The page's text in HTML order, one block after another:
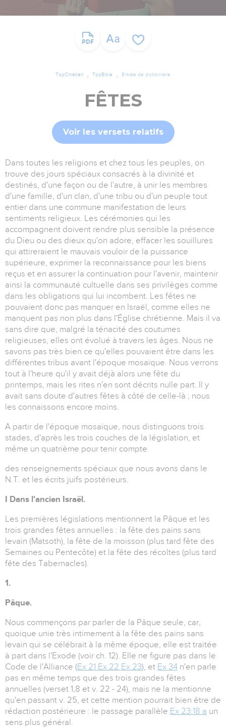
TopChrétien TopBible Entrée de dictionnaire
FÊTES
Voir les versets relatifs
Dans toutes les religions et chez tous les peuples, on
trouve des jours spéciaux consacrés à la divinité et
destinés, d'une façon ou de l'autre, à unir les membres
d'une famille, d'un clan, d'une tribu ou d'un peuple tout
entier dans une commune manifestation de leurs
sentiments religieux. Les cérémonies qui les
accompagnent doivent rendre plus sensible la présence
du Dieu ou des dieux qu'on adore, effacer les souillures
qui attireraient le mauvais vouloir de la puissance
supérieure, exprimer la reconnaissance pour les biens
reçus et en assurer la continuation pour l'avenir, maintenir
ainsi la communauté cultuelle dans ses privilèges comme
dans les obligations qui lui incombent. Les fêtes ne
pouvaient donc pas manquer en Israël, comme elles ne
manquent pas non plus dans l'Église chrétienne. Mais il va
sans dire que, malgré la ténacité des coutumes
religieuses, elles ont évolué à travers les âges. Nous ne
savons pas très bien ce qu'elles pouvaient être dans les
différentes tribus avant l'époque mosaïque. Nous verrons
tout à l'heure qu'il y avait déjà alors une fête du
printemps, mais les rites n'en sont décrits nulle part. Il y
avait sans doute d'autres fêtes à côté de celle-là ; nous
les connaissons encore moins.
A partir de l'époque mosaïque, nous distinguons trois
stades, d'après les trois couches de la législation, et
même un quatrième pour tenir compte
des renseignements spéciaux que nous avons dans le
N.T. et les écrits juifs postérieurs.
I Dans l'ancien Israël.
Les premières législations mentionnent la Pâque et les
trois grandes fêtes annuelles : la fête des pains sans
levain (Matsoth), la fête de la moisson (plus tard fête des
Semaines ou Pentecôte) et la fête des récoltes (plus tard
fête des Tabernacles).
1.
Pâque.
Nous commençons par parler de la Pâque seule, car,
quoique unie très intimement à la fête des pains sans
levain qui se célébrait à la même époque, elle est traitée
à part dans l'Exode (voir ch. 12). Elle ne figure pas dans le
Code de l'Alliance (Ex 21 Ex 22 Ex 23), et Ex 34 n'en parle
pas en même temps que des trois grandes fêtes
annuelles (verset 1,8 et v. 22 - 24), mais ne la mentionne
qu'en passant v. 25, et cette mention pourrait bien être de
rédaction postérieure : le passage parallèle Ex 23:18 a un
sens plus général.